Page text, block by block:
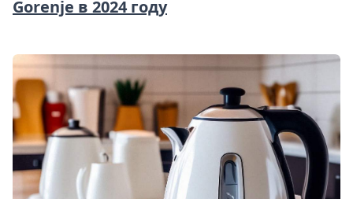
Gorenje в 2024 году